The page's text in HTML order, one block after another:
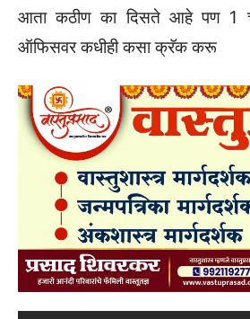
आता कठीण का दिसते आहे पण 1
ऑफिसवर कधीही कसा क्रॅक करू